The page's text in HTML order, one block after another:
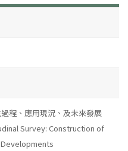
程、應用現況、及未來發展
Survey: Construction of